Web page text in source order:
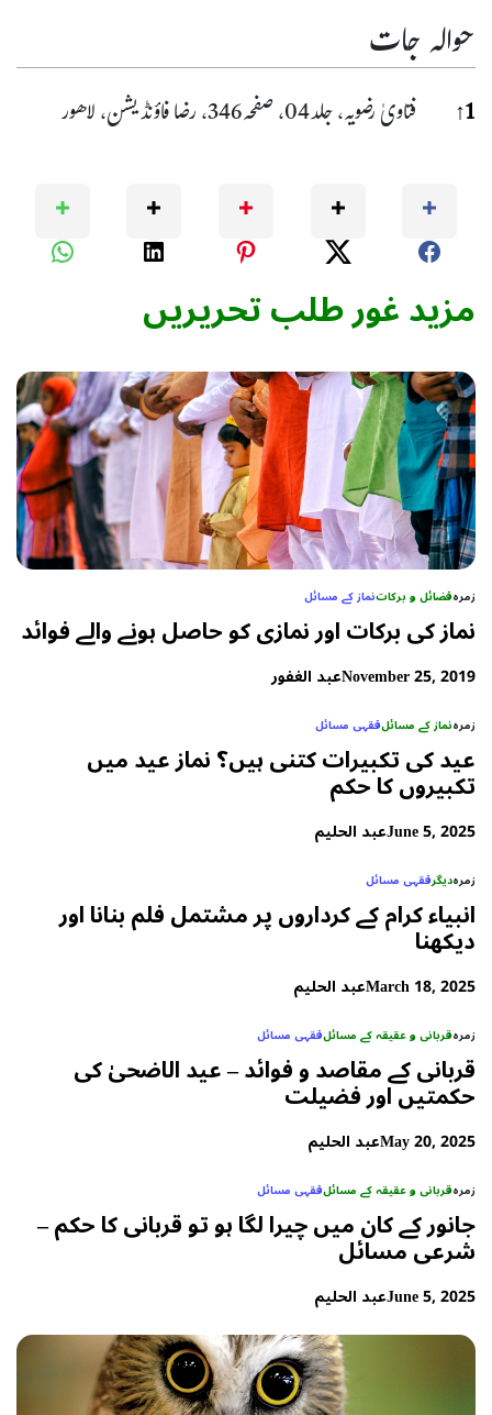
حوالہ جات
1
↑ فتاویٰ رضویہ، جلد04، صفحہ346، رضا فاؤنڈیشن، لاھور
مزید غور طلب تحریریں
زمرہفضائل و برکاتنماز کے مسائل
نماز کی برکات اور نمازی کو حاصل ہونے والے فوائد
November 25, 2019عبد الغفور
زمرہنماز کے مسائلفقہی مسائل
عید کی تکبیرات کتنی ہیں؟ نماز عید میں
تکبیروں کا حکم
June 5, 2025عبد الحلیم
زمرہدیگرفقہی مسائل
انبیاء کرام کے کرداروں پر مشتمل فلم بنانا اور
دیکھنا
March 18, 2025عبد الحلیم
زمرہقربانی و عقیقہ کے مسائلفقہی مسائل
قربانی کے مقاصد و فوائد – عید الاضحیٰ کی
حکمتیں اور فضیلت
May 20, 2025عبد الحلیم
زمرہقربانی و عقیقہ کے مسائلفقہی مسائل
جانور کے کان میں چیرا لگا ہو تو قربانی کا حکم –
شرعی مسائل
June 5, 2025عبد الحلیم